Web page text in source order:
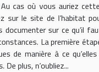
cas où vous auriez
sur le site de l’habitat
documenter sur ce qu’il
La première
de manière à ce
De plus, n’oubliez...